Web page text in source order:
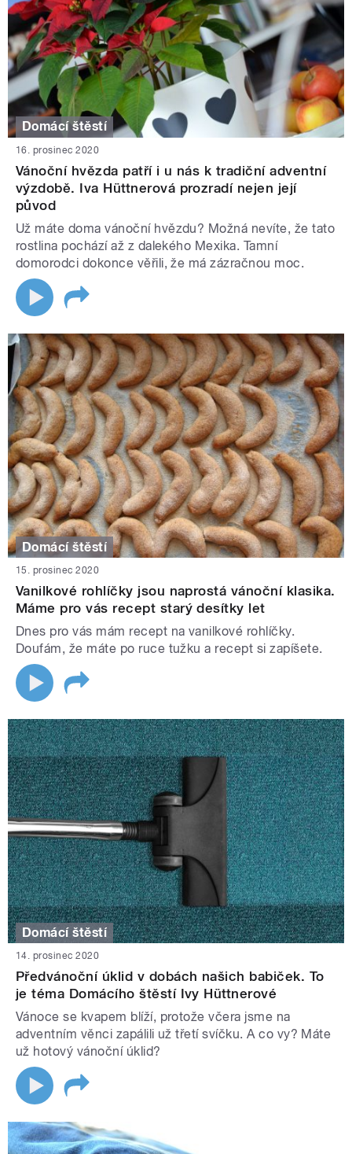
Domácí štěstí
16. prosinec 2020
Vánoční hvězda patří i u nás k tradiční adventní
výzdobě. Iva Hüttnerová prozradí nejen její
původ
Už máte doma vánoční hvězdu? Možná nevíte, že tato
rostlina pochází až z dalekého Mexika. Tamní
domorodci dokonce věřili, že má zázračnou moc.
Domácí štěstí
15. prosinec 2020
Vanilkové rohlíčky jsou naprostá vánoční klasika.
Máme pro vás recept starý desítky let
Dnes pro vás mám recept na vanilkové rohlíčky.
Doufám, že máte po ruce tužku a recept si zapíšete.
Domácí štěstí
14. prosinec 2020
Předvánoční úklid v dobách našich babiček. To
je téma Domácího štěstí Ivy Hüttnerové
Vánoce se kvapem blíží, protože včera jsme na
adventním věnci zapálili už třetí svíčku. A co vy? Máte
už hotový vánoční úklid?